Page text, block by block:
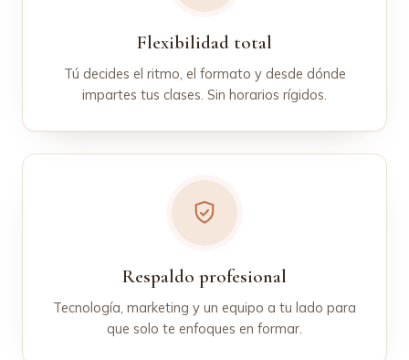
Flexibilidad total
Tú decides el ritmo, el formato y desde dónde
impartes tus clases. Sin horarios rígidos.
Respaldo profesional
Tecnología, marketing y un equipo a tu lado para
que solo te enfoques en formar.